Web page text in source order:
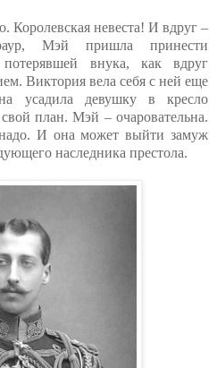
Королевская невеста! И вдруг –
Мэй пришла принести
потерявшей внука, как вдруг
Виктория вела себя с ней еще
усадила девушку в кресло
план. Мэй – очаровательна.
И она может выйти замуж
наследника престола.